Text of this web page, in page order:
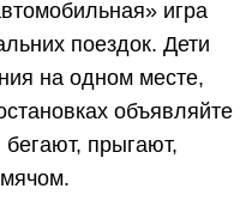
игра
поездок. Дети
на одном месте,
объявляйте
прыгают,